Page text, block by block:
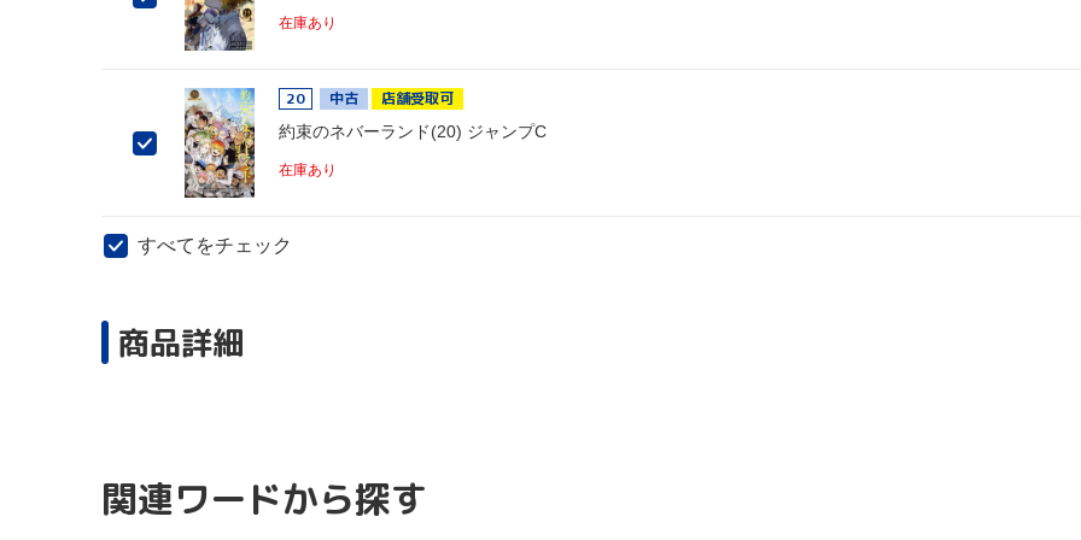
在庫あり
20 中古 店舗受取可
約束のネバーランド(20) ジャンプC
在庫あり
すべてをチェック
商品詳細
関連ワードから探す